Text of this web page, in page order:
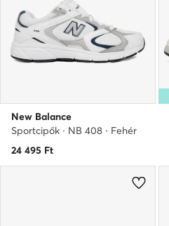
New Balance
Sportcipők · NB 408 · Fehér
24 495 Ft